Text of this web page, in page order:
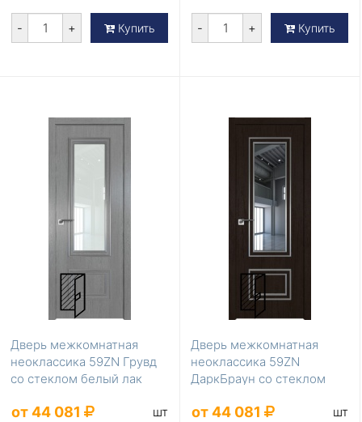
- + Купить - + Купить
Дверь межкомнатная
неоклассика 59ZN Грувд
со стеклом белый лак
от 44 081 шт
Дверь межкомнатная
неоклассика 59ZN
ДаркБраун со стеклом
от 44 081 шт